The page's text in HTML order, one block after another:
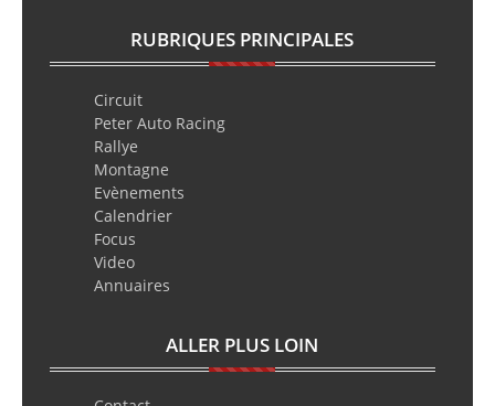
RUBRIQUES PRINCIPALES
Circuit
Peter Auto Racing
Rallye
Montagne
Evènements
Calendrier
Focus
Video
Annuaires
ALLER PLUS LOIN